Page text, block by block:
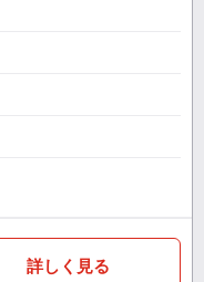
詳しく見る